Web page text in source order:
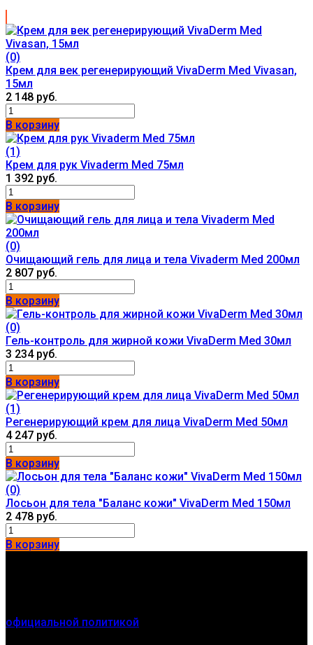
(0)
Крем для век регенерирующий VivaDerm Med Vivasan,
15мл
2 148 руб.
В корзину
(1)
Крем для рук Vivaderm Med 75мл
1 392 руб.
В корзину
(0)
Очищающий гель для лица и тела Vivaderm Med 200мл
2 807 руб.
В корзину
(0)
Гель-контроль для жирной кожи VivaDerm Med 30мл
3 234 руб.
В корзину
(1)
Регенерирующий крем для лица VivaDerm Med 50мл
4 247 руб.
В корзину
(0)
Лосьон для тела "Баланс кожи" VivaDerm Med 150мл
2 478 руб.
В корзину
официальной политикой